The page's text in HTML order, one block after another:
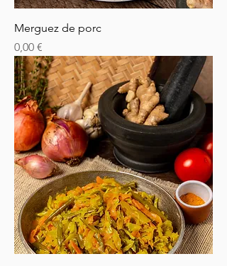
Merguez de porc
Prix
0,00 €